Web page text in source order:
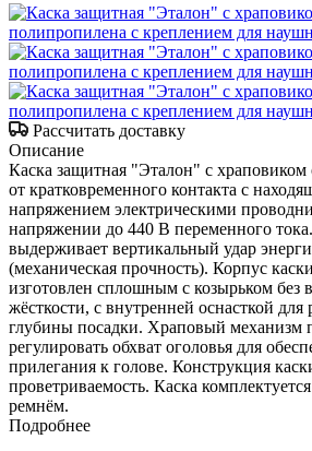
Рассчитать доставку
Описание
Каска защитная "Эталон" с храповиком
от кратковременного контакта с
напряжением электрическими
напряжении до 440 В переменного
выдерживает вертикальный удар
(механическая прочность). Корпус
изготовлен сплошным с козырьком без
жёсткости, с внутренней оснасткой для
глубины посадки. Храповый механизм
регулировать обхват оголовья для
прилегания к голове. Конструкция
проветриваемость. Каска
ремнём.
Подробнее